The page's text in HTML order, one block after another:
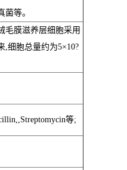
菌等。
毛膜滋养层细胞采用
,细胞总量约为5×10?
等;